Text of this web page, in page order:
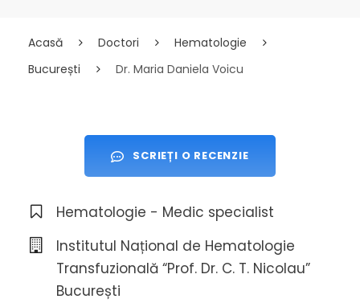
Acasă Doctori
Hematologie
București
Dr. Maria Daniela Voicu
SCRIEȚI O RECENZIE
Hematologie - Medic specialist
Institutul Național de Hematologie
Transfuzională “Prof. Dr. C. T. Nicolau”
București